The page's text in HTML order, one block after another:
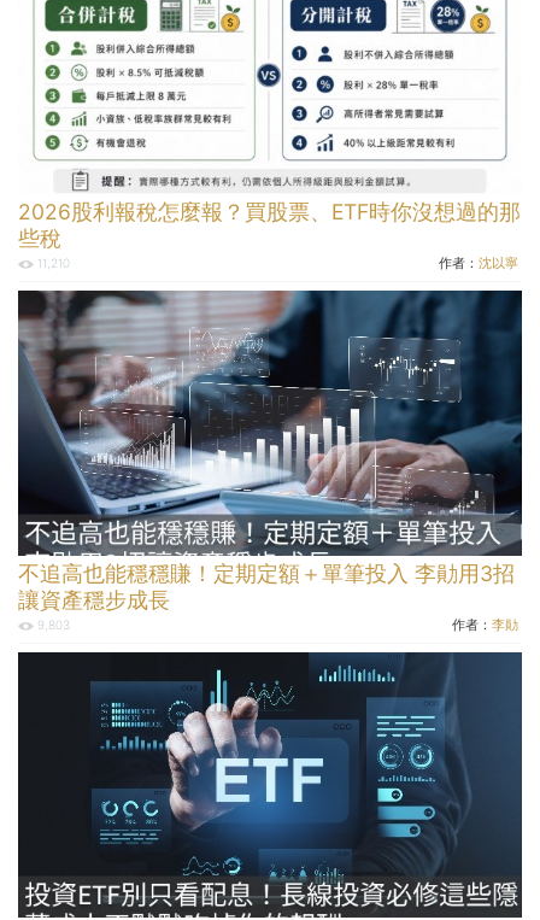
2026股利報稅怎麼報？買股票、ETF時你沒想過的那
些稅
11,210 作者： 沈以寧
不追高也能穩穩賺！定期定額＋單筆投入 李勛用3招
讓資產穩步成長
9,803 作者： 李勛